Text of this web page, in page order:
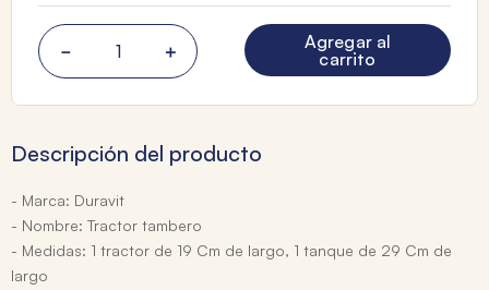
＋
－
Agregar al
carrito
Descripción del producto
- Marca: Duravit
- Nombre: Tractor tambero
- Medidas: 1 tractor de 19 Cm de largo, 1 tanque de 29 Cm de
largo